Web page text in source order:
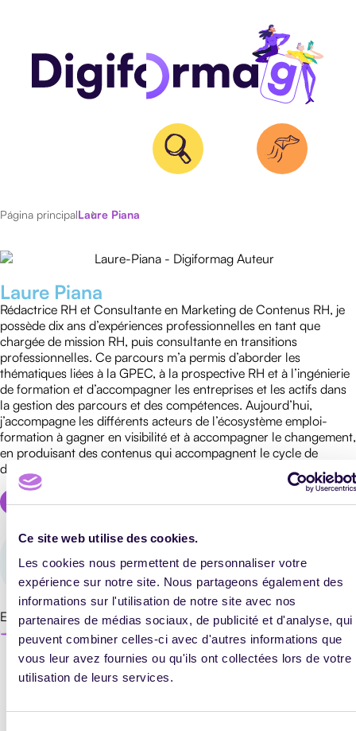
Ce site web utilise des cookies.
Les cookies nous permettent de personnaliser votre
expérience sur notre site. Nous partageons également des
informations sur l'utilisation de notre site avec nos
partenaires de médias sociaux, de publicité et d'analyse, qui
peuvent combiner celles-ci avec d'autres informations que
vous leur avez fournies ou qu'ils ont collectées lors de votre
utilisation de leurs services.
ENTREVISTAS
GESTIÓN DE
FORMACIÓN
COMUNICACIÓN
GESTIÓN
DE
DOCUMENTOS
TODOS
Página principalLaure Piana
Laure Piana
Rédactrice RH et Consultante en Marketing de Contenus RH, je
possède dix ans d’expériences professionnelles en tant que
chargée de mission RH, puis consultante en transitions
professionnelles. Ce parcours m’a permis d’aborder les
thématiques liées à la GPEC, à la prospective RH et à l’ingénierie
de formation et d’accompagner les entreprises et les actifs dans
la gestion des parcours et des compétences. Aujourd’hui,
j’accompagne les différents acteurs de l’écosystème emploi-
formation à gagner en visibilité et à accompagner le changement,
en produisant des contenus qui accompagnent le cycle de
décision des professionnels et des actifs en transition.
9articles publié !
Encuentra todos sus artículos